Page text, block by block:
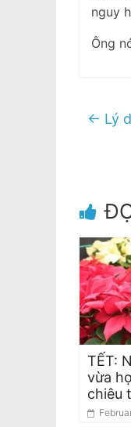
nguy
Ông
← Lý
TẾT:
vừa
chiêu